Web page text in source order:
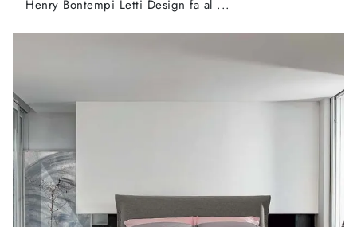
Henry Bontempi Letti Design fa al ...